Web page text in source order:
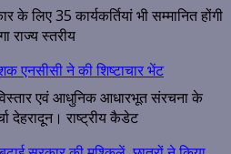
के लिए 35 कार्यकर्तियां भी सम्मानित होंगी
राज्य स्तरीय
एनसीसी ने की शिष्टाचार भेंट
एवं आधुनिक आधारभूत संरचना के
देहरादून। राष्ट्रीय कैडेट